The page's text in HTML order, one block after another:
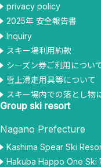
privacy policy
2025年 安全報告書
Inquiry
スキー場利用約款
シーズン券ご利用につい
雪上滑走用具等について
スキー場内での落とし物
Group ski resort
Nagano Prefecture
Kashima Spear Ski
Hakuba Happo One Ski